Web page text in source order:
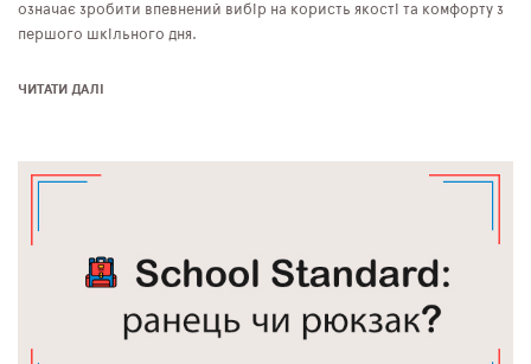
означає зробити впевнений вибір на користь якості та комфорту з
першого шкільного дня.
ЧИТАТИ ДАЛІ